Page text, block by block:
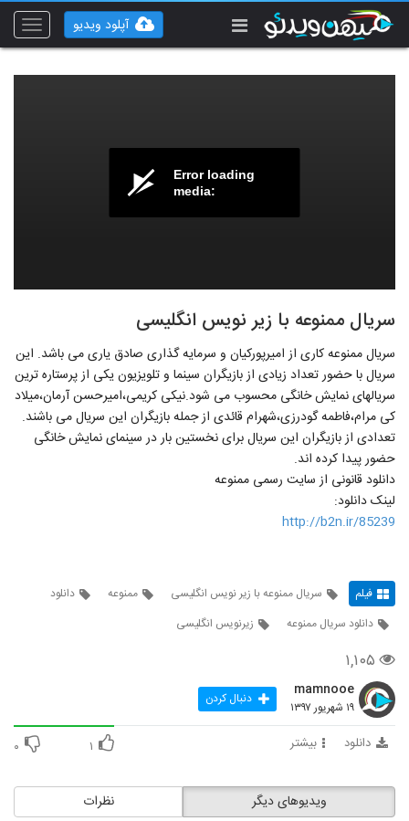
Toggle
آپلود ویدیو
Error loading
media:
سریال ممنوعه با زیر نویس انگلیسی
سریال ممنوعه کاری از امیرپورکیان و سرمایه گذاری صادق یاری می باشد. این
سریال با حضور تعداد زیادی از بازیگران سینما و تلویزیون یکی از پرستاره ترین
سریالهای نمایش خانگی محسوب می شود.نیکی کریمی،امیرحسن آرمان،میلاد
کی مرام،فاطمه گودرزی،شهرام قائدی از جمله بازیگران این سریال می باشند.
تعدادی از بازیگران این سریال برای نخستین بار در سینمای نمایش خانگی
حضور پیدا کرده اند.
دانلود قانونی از سایت رسمی ممنوعه
لینک دانلود:
http://b2n.ir/85239
فیلم سریال ممنوعه با زیر نویس انگلیسی ممنوعه
دانلود
دانلود سریال ممنوعه
زیرنویس انگلیسی
۱,۱۰۵
mamnooe
۱۹ شهریور ۱۳۹۷ دنبال کردن
دانلود بیشتر ۱ ۰
نظرات ویدیوهای دیگر